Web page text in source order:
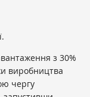
з 30%
виробництва
чергу